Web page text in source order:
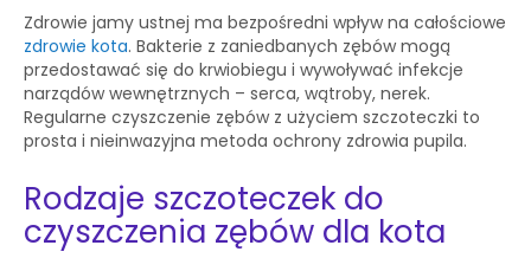
Zdrowie jamy ustnej ma bezpośredni wpływ na całościowe
zdrowie kota. Bakterie z zaniedbanych zębów mogą
przedostawać się do krwiobiegu i wywoływać infekcje
narządów wewnętrznych – serca, wątroby, nerek.
Regularne czyszczenie zębów z użyciem szczoteczki to
prosta i nieinwazyjna metoda ochrony zdrowia pupila.
Rodzaje szczoteczek do
czyszczenia zębów dla kota